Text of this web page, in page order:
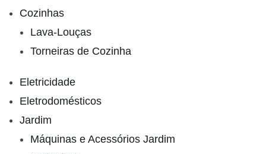
Cozinhas
Lava-Louças
Torneiras de Cozinha
Eletricidade
Eletrodomésticos
Jardim
Máquinas e Acessórios Jardim